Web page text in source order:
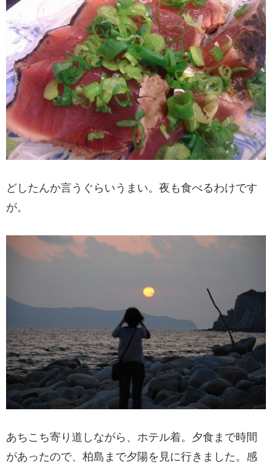
どしたんか言うぐらいうまい。夜も食べるわけです
が。
あちこち寄り道しながら、ホテル着。夕食まで時間
があったので、柏島まで夕陽を見に行きました。感